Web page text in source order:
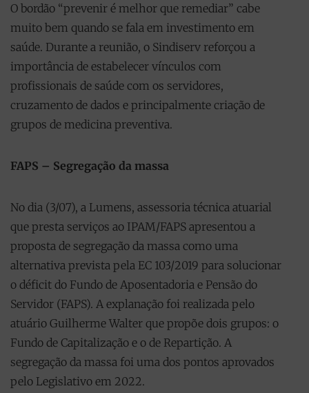
O bordão “prevenir é melhor que remediar” cabe
muito bem quando se fala em investimento em
saúde. Durante a reunião, o Sindiserv reforçou a
importância de estabelecer vínculos com
profissionais de saúde com os servidores,
cruzamento de dados e principalmente criação de
grupos de medicina preventiva.
FAPS – Segregação da massa
No dia (3/07), a Lumens, assessoria técnica atuarial
que presta serviços ao IPAM/FAPS apresentou a
proposta de segregação da massa como uma
alternativa prevista pela EC 103/2019 para solucionar
o déficit do Fundo de Aposentadoria e Pensão do
Servidor (FAPS). A explanação foi realizada pelo
atuário Guilherme Walter que propõe dois grupos: o
Fundo de Capitalização e o de Repartição. A
segregação da massa foi uma dos pontos aprovados
pelo Legislativo em 2022.